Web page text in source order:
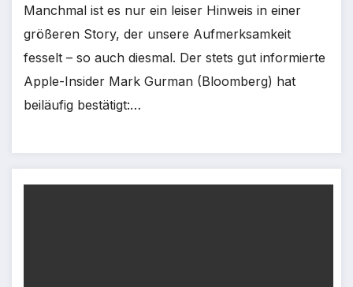
Manchmal ist es nur ein leiser Hinweis in einer
größeren Story, der unsere Aufmerksamkeit
fesselt – so auch diesmal. Der stets gut informierte
Apple-Insider Mark Gurman (Bloomberg) hat
beiläufig bestätigt:…